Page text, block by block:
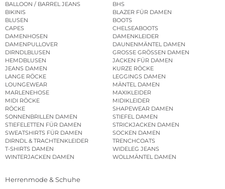
BALLOON / BARREL JEANS
BHS
BIKINIS
BLAZER FÜR DAMEN
BLUSEN
BOOTS
CAPES
CHELSEABOOTS
DAMENHOSEN
DAMENKLEIDER
DAMENPULLOVER
DAUNENMÄNTEL DAMEN
DIRNDLBLUSEN
GROSSE GRÖSSEN DAMEN
HEMDBLUSEN
JACKEN FÜR DAMEN
JEANS DAMEN
KURZE RÖCKE
LANGE RÖCKE
LEGGINGS DAMEN
LOUNGEWEAR
MÄNTEL DAMEN
MARLENEHOSE
MAXIKLEIDER
MIDI RÖCKE
MIDIKLEIDER
RÖCKE
SHAPEWEAR DAMEN
SONNENBRILLEN DAMEN
STIEFEL DAMEN
STIEFELETTEN FÜR DAMEN
STRICKJACKEN DAMEN
SWEATSHIRTS FÜR DAMEN
SOCKEN DAMEN
DIRNDL & TRACHTENKLEIDER
TRENCHCOATS
T-SHIRTS DAMEN
WIDELEG JEANS
WINTERJACKEN DAMEN
WOLLMÄNTEL DAMEN
Herrenmode & Schuhe